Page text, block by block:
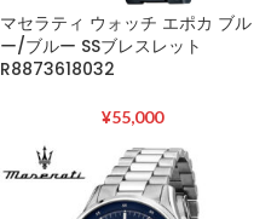
マセラティ ウォッチ エポカ ブル
ー/ブルー SSブレスレット
R8873618032
¥55,000